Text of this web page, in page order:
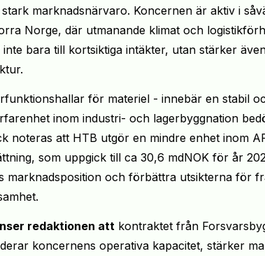
marknadsnärvaro. Koncernen är aktiv i
Norge, där utmanande klimat och
bara till kortsiktiga intäkter, utan stärker
för materiel - innebär en stabil
inom industri- och lagerbyggnation
noteras att HTB utgör en mindre enhet inom
som uppgick till ca 30,6 mdNOK för år
marknadsposition och förbättra utsikterna för
redaktionen att kontraktet från
koncernens operativa kapacitet, stärker